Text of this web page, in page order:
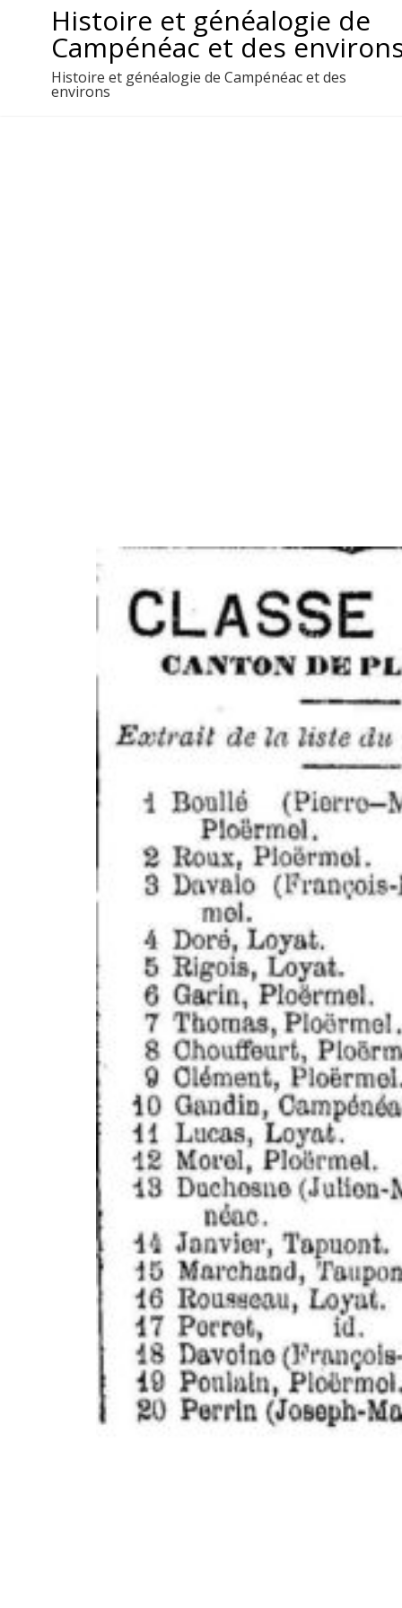
contenu
Histoire et généalogie de
Campénéac et des
Histoire et généalogie de Campénéac et des
environs